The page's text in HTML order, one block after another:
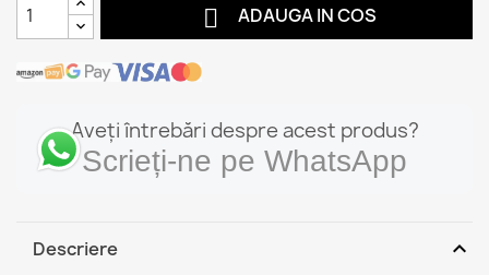
 ADAUGA IN COS
Aveți întrebări despre acest produs?
Scrieți-ne pe WhatsApp
Descriere expand_more